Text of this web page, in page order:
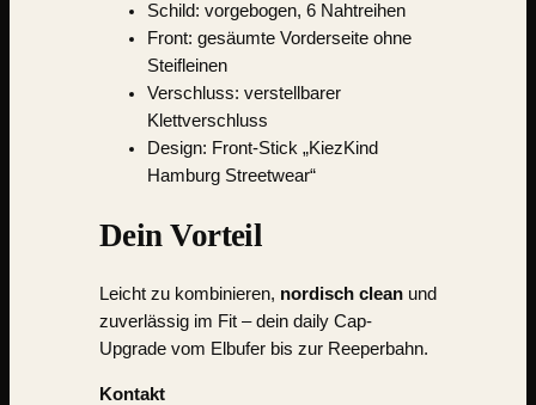
Schild: vorgebogen, 6 Nahtreihen
Front: gesäumte Vorderseite ohne
Steifleinen
Verschluss: verstellbarer
Klettverschluss
Design: Front-Stick „KiezKind
Hamburg Streetwear“
Dein Vorteil
Leicht zu kombinieren, nordisch cleanund
zuverlässig im Fit – dein daily Cap-
Upgrade vom Elbufer bis zur Reeperbahn.
Kontakt